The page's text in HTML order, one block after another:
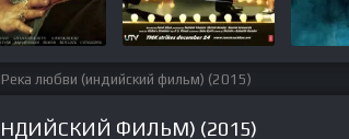
Река любви (индийский фильм) (2015)
ФИЛЬМ) (2015)